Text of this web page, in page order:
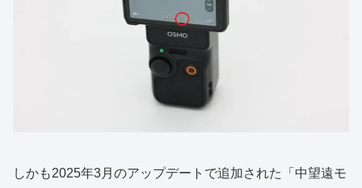
しかも2025年3月のアップデートで追加された「中望遠モ